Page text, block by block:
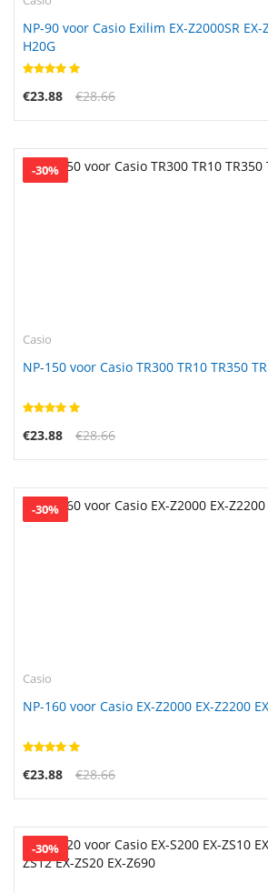
NP-90 voor Casio Exilim EX-Z2000SR EX-
H20G
€23.88 €28.66
-30%
Casio
NP-150 voor Casio TR300 TR10 TR350
€23.88 €28.66
-30%
Casio
NP-160 voor Casio EX-Z2000 EX-Z2200
€23.88 €28.66
-30%